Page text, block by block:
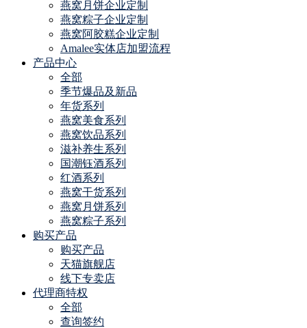
燕窝月饼企业定制
燕窝粽子企业定制
燕窝阿胶糕企业定制
Amalee实体店加盟流程
产品中心
全部
季节爆品及新品
年货系列
燕窝美食系列
燕窝饮品系列
滋补养生系列
国潮钰酒系列
红酒系列
燕窝干货系列
燕窝月饼系列
燕窝粽子系列
购买产品
购买产品
天猫旗舰店
线下专卖店
代理商特权
全部
查询签约